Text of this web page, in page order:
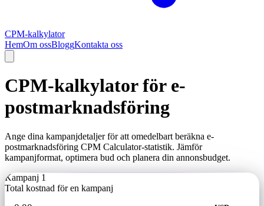
CPM-kalkylator
HemOm ossBloggKontakta oss
CPM-kalkylator för e-
postmarknadsföring
Ange dina kampanjdetaljer för att omedelbart beräkna e-
postmarknadsföring CPM Calculator-statistik. Jämför
kampanjformat, optimera bud och planera din annonsbudget.
Kampanj 1
Total kostnad för en kampanj